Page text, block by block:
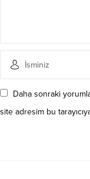
Daha sonraki
site adresim bu